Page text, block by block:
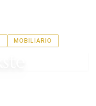
MOBILIARIO